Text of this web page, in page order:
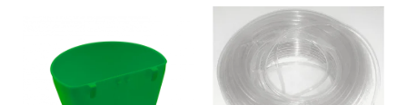
Erbicide
Fungicide